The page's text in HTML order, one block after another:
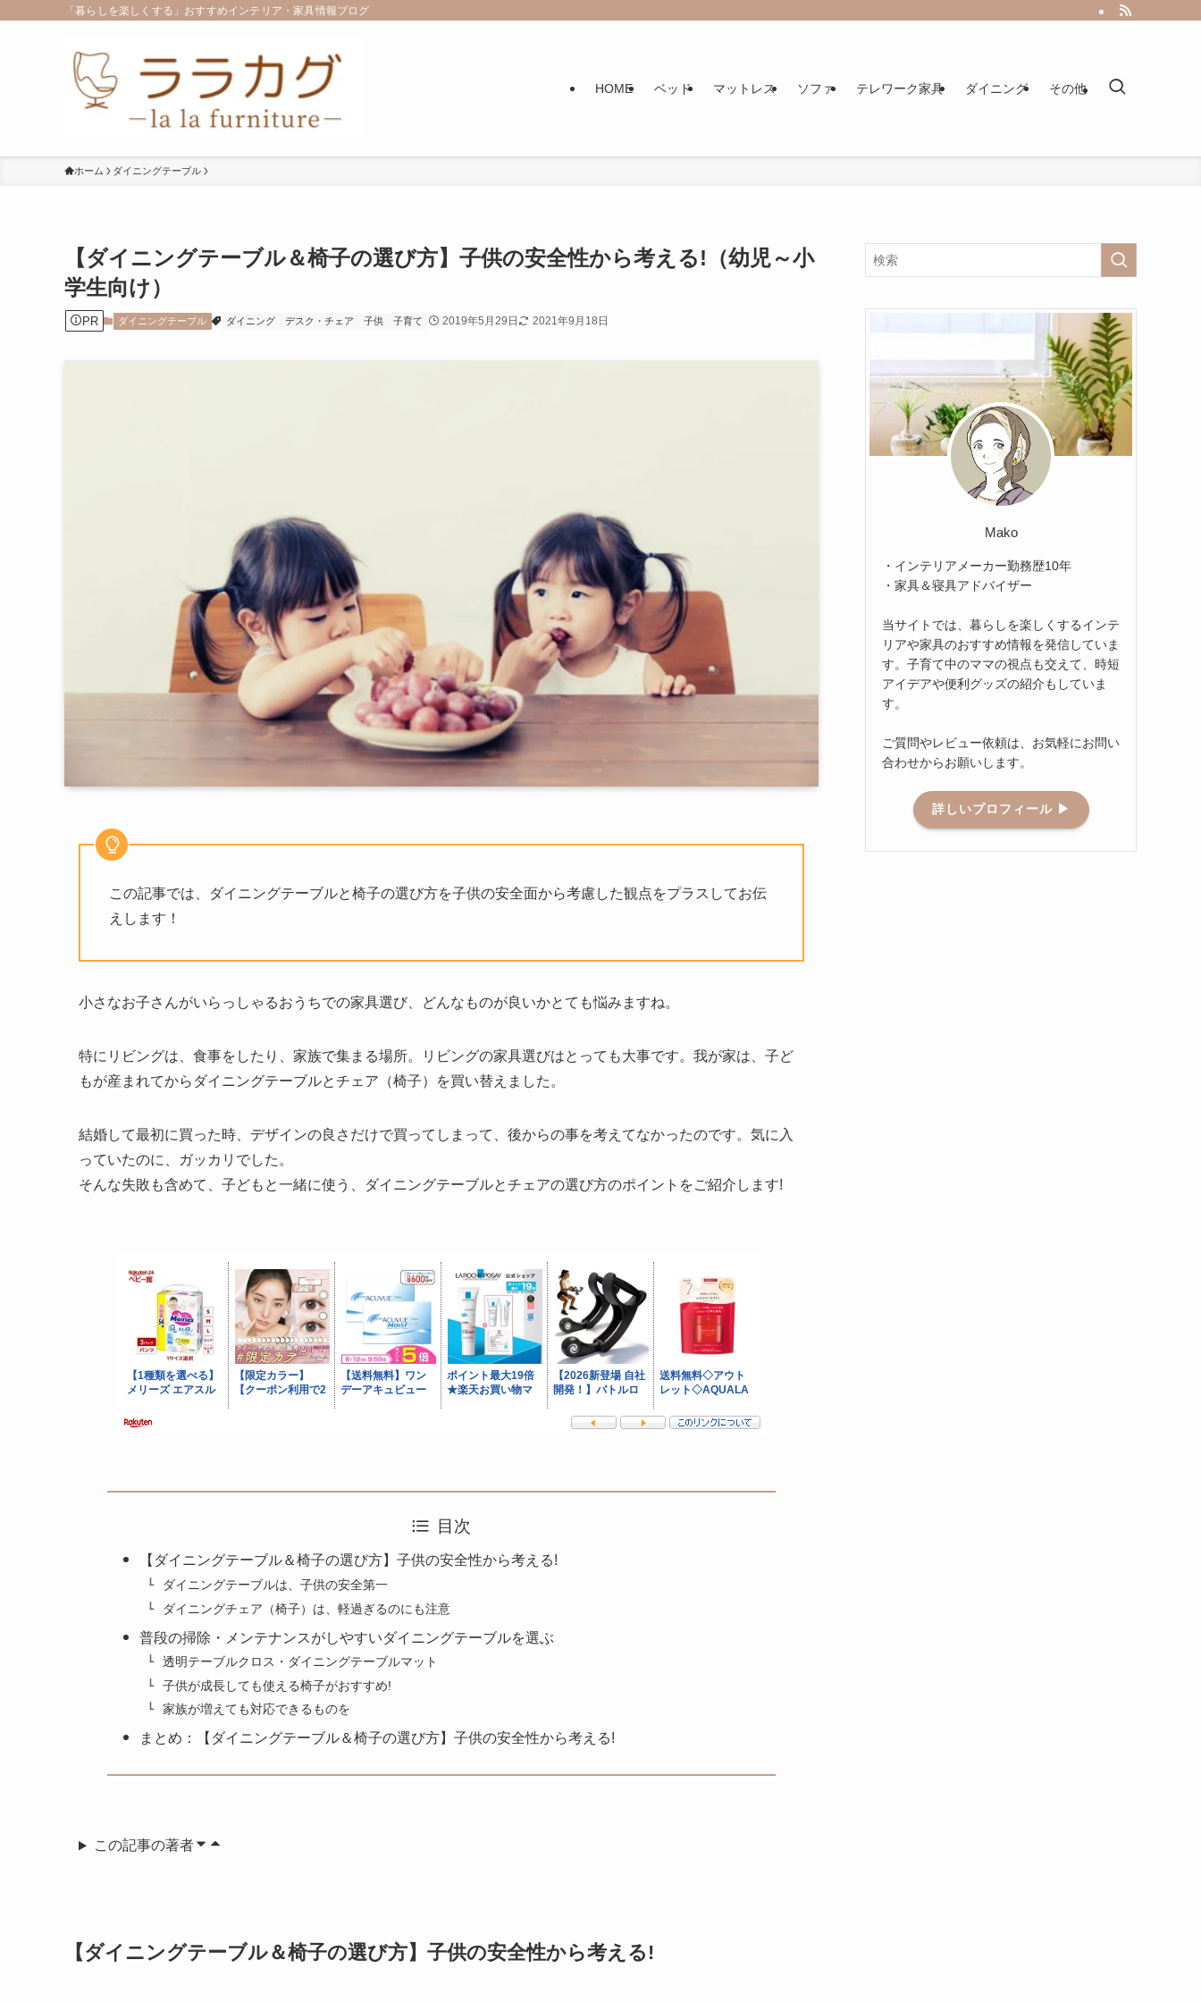
「暮らしを楽しくする」おすすめインテリア・家具情報ブログ
HOME ベッド マットレス ソファ テレワーク家具 ダイニング その他
ホーム ダイニングテーブル
【ダイニングテーブル＆椅子の選び方】子供の安全性から考える!（幼児～小
学生向け）
PR ダイニングテーブル ダイニング デスク・チェア 子供 子育て 2019年5月29日 2021年9月18日
この記事では、ダイニングテーブルと椅子の選び方を子供の安全面から考慮した観点をプラスしてお伝
えします！
小さなお子さんがいらっしゃるおうちでの家具選び、どんなものが良いかとても悩みますね。
特にリビングは、食事をしたり、家族で集まる場所。リビングの家具選びはとっても大事です。我が家は、子ど
もが産まれてからダイニングテーブルとチェア（椅子）を買い替えました。
結婚して最初に買った時、デザインの良さだけで買ってしまって、後からの事を考えてなかったのです。気に入
っていたのに、ガッカリでした。
そんな失敗も含めて、子どもと一緒に使う、ダイニングテーブルとチェアの選び方のポイントをご紹介します!
目次
【ダイニングテーブル＆椅子の選び方】子供の安全性から考える!
ダイニングテーブルは、子供の安全第一
ダイニングチェア（椅子）は、軽過ぎるのにも注意
普段の掃除・メンテナンスがしやすいダイニングテーブルを選ぶ
透明テーブルクロス・ダイニングテーブルマット
子供が成長しても使える椅子がおすすめ!
家族が増えても対応できるものを
まとめ：【ダイニングテーブル＆椅子の選び方】子供の安全性から考える!
この記事の著者
【ダイニングテーブル＆椅子の選び方】子供の安全性から考える!
Mako
・インテリアメーカー勤務歴10年
・家具＆寝具アドバイザー
当サイトでは、暮らしを楽しくするインテ
リアや家具のおすすめ情報を発信していま
す。子育て中のママの視点も交えて、時短
アイデアや便利グッズの紹介もしていま
す。
ご質問やレビュー依頼は、お気軽にお問い
合わせからお願いします。
詳しいプロフィール ▶